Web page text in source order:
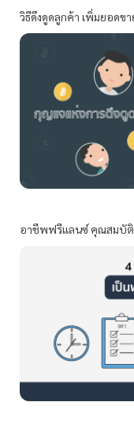
วิธีดึงดูดลูกค้า เพิ่มยอดข
อาชีพฟรีแลนซ์ คุณสมบัติ